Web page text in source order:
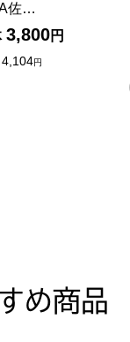
りに登録する
佐…
3,800円
4,104円
め商品